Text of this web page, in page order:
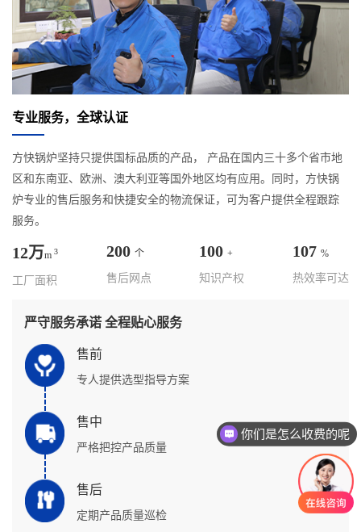
专业服务，全球认证
方快锅炉坚持只提供国标品质的产品， 产品在国内三十多个省市地
区和东南亚、欧洲、澳大利亚等国外地区均有应用。同时，方快锅
炉专业的售后服务和快捷安全的物流保证，可为客户提供全程跟踪
服务。
12万m 3
工厂面积
200 个
售后网点
100+
知识产权
107 %
热效率可达
严守服务承诺 全程贴心服务
售前
专人提供选型指导方案
售中
严格把控产品质量
售后
定期产品质量巡检
你们是怎么收费的呢